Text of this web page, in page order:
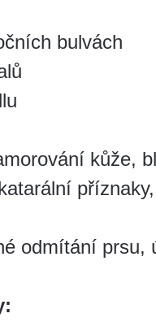
bulvách
kůže,
odmítání prsu,